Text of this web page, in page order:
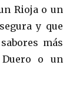
Rioja o un
y que
más
o un